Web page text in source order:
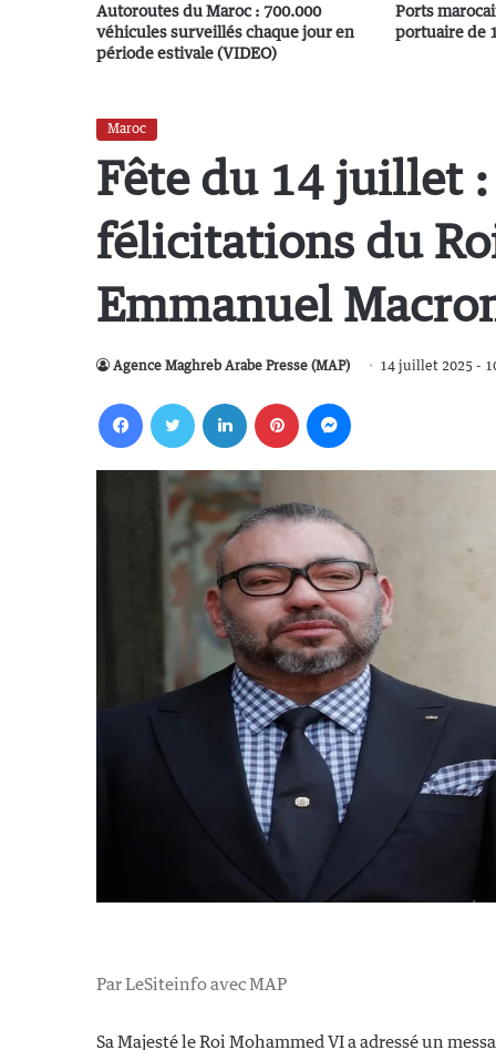
Autoroutes du Maroc : 700.000
véhicules surveillés chaque jour en
période estivale (VIDEO)
Ports
portuaire de